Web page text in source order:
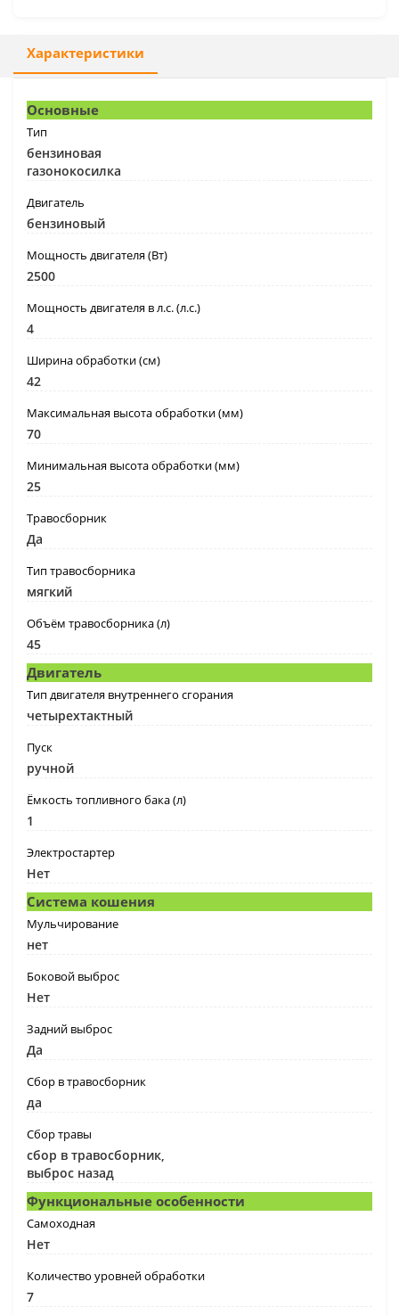
Характеристики
Основные
Тип
бензиновая
газонокосилка
Двигатель
бензиновый
Мощность двигателя (Вт)
2500
Мощность двигателя в л.с. (л.с.)
4
Ширина обработки (см)
42
Максимальная высота обработки (мм)
70
Минимальная высота обработки (мм)
25
Травосборник
Да
Тип травосборника
мягкий
Объём травосборника (л)
45
Двигатель
Тип двигателя внутреннего сгорания
четырехтактный
Пуск
ручной
Ёмкость топливного бака (л)
1
Электростартер
Нет
Система кошения
Мульчирование
нет
Боковой выброс
Нет
Задний выброс
Да
Сбор в травосборник
да
Сбор травы
сбор в травосборник,
выброс назад
Функциональные особенности
Самоходная
Нет
Количество уровней обработки
7